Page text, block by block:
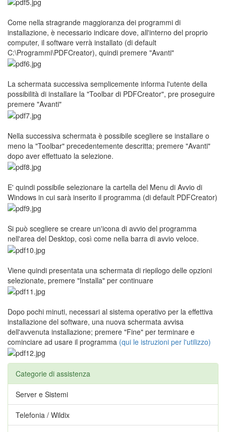
Come nella stragrande maggioranza dei programmi di
installazione, è necessario indicare dove, all'interno del proprio
computer, il software verrà installato (di default
C:\Programmi\PDFCreator), quindi premere "Avanti"
La schermata successiva semplicemente informa l'utente della
possibilità di installare la "Toolbar di PDFCreator", pre proseguire
premere "Avanti"
Nella successiva schermata è possibile scegliere se installare o
meno la "Toolbar" precedentemente descritta; premere "Avanti"
dopo aver effettuato la selezione.
E' quindi possibile selezionare la cartella del Menu di Avvio di
Windows in cui sarà inserito il programma (di default PDFCreator)
Si può scegliere se creare un'icona di avvio del programma
nell'area del Desktop, così come nella barra di avvio veloce.
Viene quindi presentata una schermata di riepilogo delle opzioni
selezionate, premere "Installa" per continuare
Dopo pochi minuti, necessari al sistema operativo per la effettiva
installazione del software, una nuova schermata avvisa
dell'avvenuta installazione; premere "Fine" per terminare e
cominciare ad usare il programma (qui le istruzioni per l'utilizzo)
Categorie di assistenza
Server e Sistemi
Telefonia / Wildix